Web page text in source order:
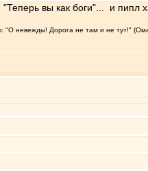
вы как боги"... и пипл
"О невежды! Дорога не там и не тут!"